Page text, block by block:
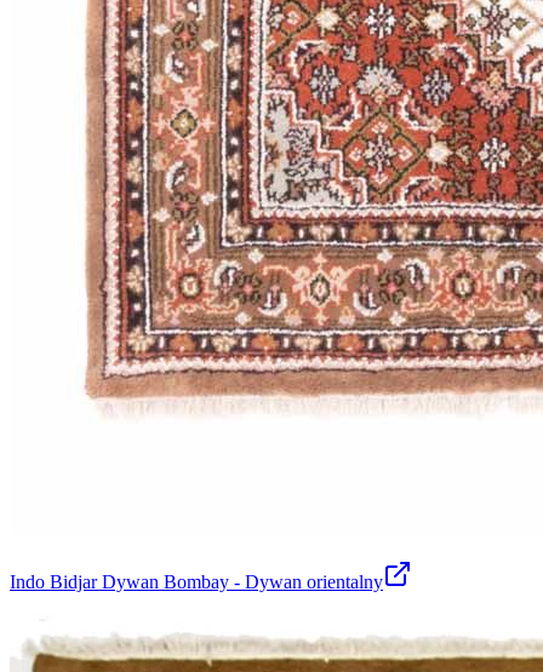
Indo Bidjar Dywan Bombay - Dywan orientalny